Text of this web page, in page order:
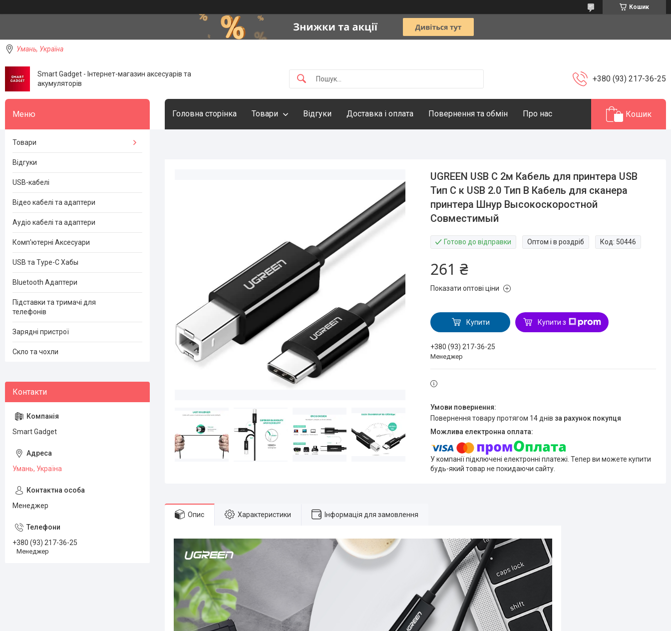
Кошик
Умань, Україна
Smart Gadget - Інтернет-магазин аксесуарів та
акумуляторів
+380 (93) 217-36-25
Головна сторінка Товари Відгуки Доставка і оплата Повернення та обмін Про нас Кошик
UGREEN USB C 2м Кабель для принтера USB
Тип C к USB 2.0 Тип B Кабель для сканера
принтера Шнур Высокоскоростной
Совместимый
Готово до відправки Оптом і в роздріб Код: 50446
261 ₴
Показати оптові ціни
Купити Купити з
+380 (93) 217-36-25
Менеджер
повернення товару протягом 14 днів за рахунок покупця
У компанії підключені електронні платежі. Тепер ви можете купити
будь-який товар не покидаючи сайту.
Опис Характеристики Інформація для замовлення
Товари
Відгуки
USB-кабелі
Відео кабелі та адаптери
Аудіо кабелі та адаптери
Комп'ютерні Аксесуари
USB та Type-C Хабы
Bluetooth Адаптери
Підставки та тримачі для
телефонів
Зарядні пристрої
Скло та чохли
Smart Gadget
Умань, Україна
Менеджер
+380 (93) 217-36-25
Менеджер